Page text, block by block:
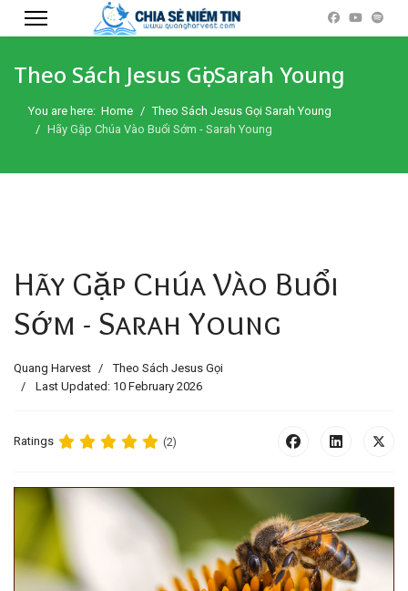
Theo Sách Jesus Gọi Sarah Young
You are here: Home
Theo Sách Jesus Gọi Sarah Young
Hãy Gặp Chúa Vào Buổi Sớm - Sarah Young
Hãy Gặp Chúa Vào Buổi
Sớm - Sarah Young
Quang Harvest
Theo Sách Jesus Gọi
Last Updated: 10 February 2026
Ratings (2)